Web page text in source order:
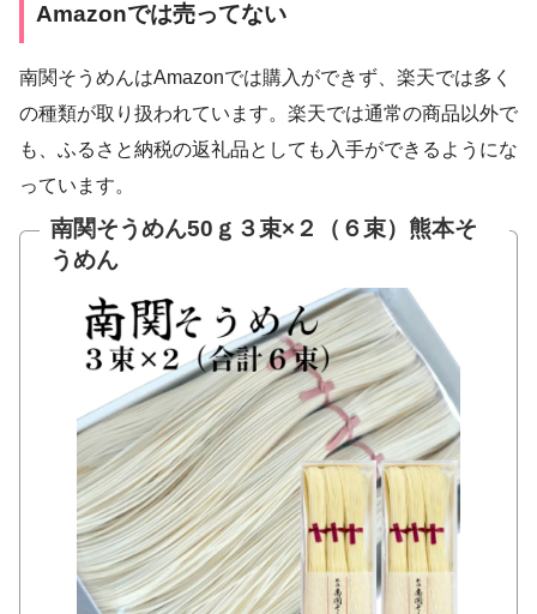
Amazonでは売ってない
南関そうめんはAmazonでは購入ができず、楽天では多く
の種類が取り扱われています。楽天では通常の商品以外で
も、ふるさと納税の返礼品としても入手ができるようにな
っています。
南関そうめん50ｇ３束×２（６束）熊本そ
うめん